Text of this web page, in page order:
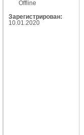
Offline
Зарегистрирован:
10.01.2020